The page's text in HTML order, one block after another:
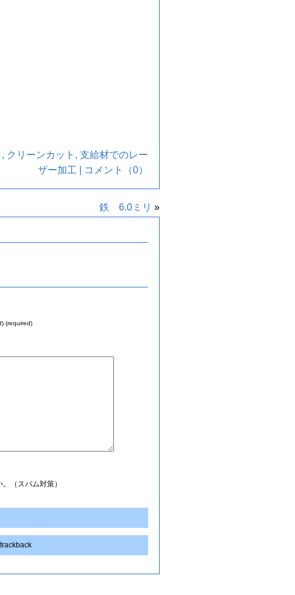
, クリーンカット , 支給材でのレー
ザー加工
コメント（0）
鉄 6.0ミリ »
(required)
（スパム対策）